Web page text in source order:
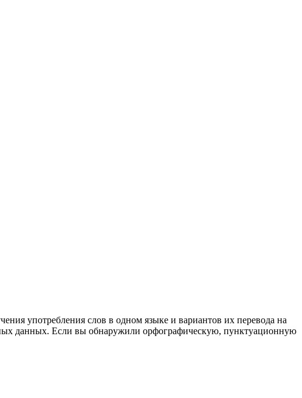
употребления слов в одном языке и вариантов их перевода на
данных. Если вы обнаружили орфографическую, пунктуационную